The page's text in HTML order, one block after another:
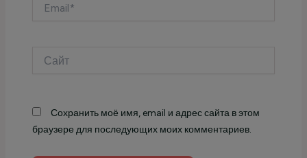
Сохранить моё имя, email и адрес сайта в этом
браузере для последующих моих комментариев.